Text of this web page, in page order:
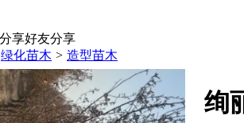
分享
绿化苗木 > 造型苗木
绚